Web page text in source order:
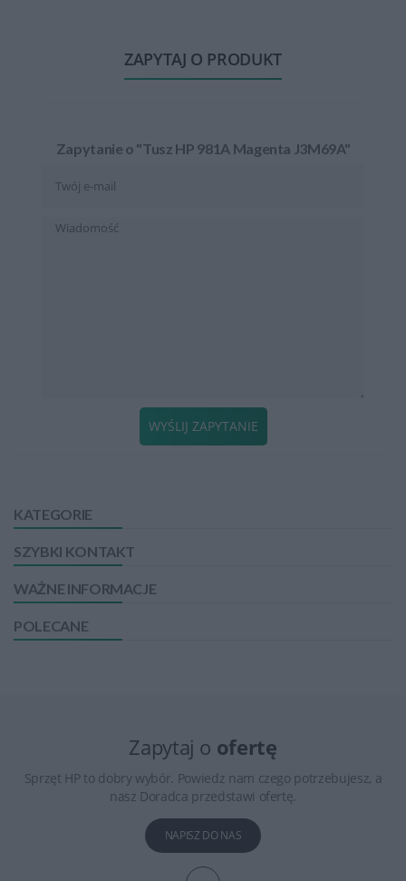
KATEGORIE
SZYBKI KONTAKT
WAŻNE INFORMACJE
POLECANE
ZAPYTAJ O PRODUKT
Zapytanie o "Tusz HP 981A Magenta J3M69A"
WYŚLIJ ZAPYTANIE
Zapytaj o ofertę
Sprzęt HP to dobry wybór. Powiedz nam czego potrzebujesz, a
nasz Doradca przedstawi ofertę.
NAPISZ DO NAS